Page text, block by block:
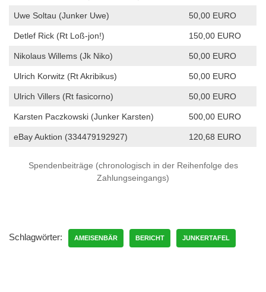
Uwe Soltau (Junker Uwe) 50,00 EURO
Detlef Rick (Rt Loß-jon!) 150,00 EURO
Nikolaus Willems (Jk Niko) 50,00 EURO
Ulrich Korwitz (Rt Akribikus) 50,00 EURO
Ulrich Villers (Rt fasicorno) 50,00 EURO
Karsten Paczkowski (Junker Karsten) 500,00 EURO
eBay Auktion (334479192927) 120,68 EURO
Spendenbeiträge (chronologisch in der Reihenfolge des
Zahlungseingangs)
Schlagwörter: AMEISENBÄR BERICHT JUNKERTAFEL